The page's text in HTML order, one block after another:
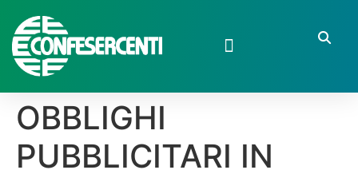
OBBLIGHI
PUBBLICITARI IN